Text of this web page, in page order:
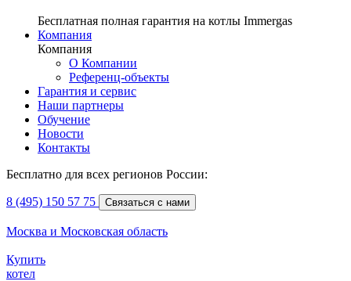
Бесплатная полная гарантия на котлы Immergas
Компания
Компания
О Компании
Референц-объекты
Гарантия и сервис
Наши партнеры
Обучение
Новости
Контакты
Бесплатно для всех регионов России:
8 (495) 150 57 75 Связаться с нами
Москва и Московская область
Купить
котел